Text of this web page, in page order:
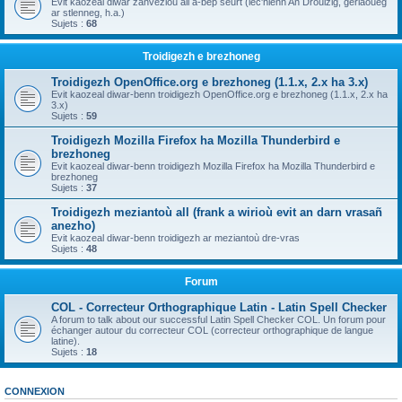
ar stlenneg, h.a.)
Sujets : 68
Troidigezh e brezhoneg
Troidigezh OpenOffice.org e brezhoneg (1.1.x, 2.x ha 3.x)
Evit kaozeal diwar-benn troidigezh OpenOffice.org e brezhoneg (1.1.x, 2.x ha
3.x)
Sujets : 59
Troidigezh Mozilla Firefox ha Mozilla Thunderbird e
brezhoneg
Evit kaozeal diwar-benn troidigezh Mozilla Firefox ha Mozilla Thunderbird e
brezhoneg
Sujets : 37
Troidigezh meziantoù all (frank a wirioù evit an darn vrasañ
anezho)
Evit kaozeal diwar-benn troidigezh ar meziantoù dre-vras
Sujets : 48
Forum
COL - Correcteur Orthographique Latin - Latin Spell Checker
A forum to talk about our successful Latin Spell Checker COL. Un forum pour
échanger autour du correcteur COL (correcteur orthographique de langue
latine).
Sujets : 18
CONNEXION